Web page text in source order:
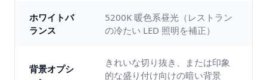
ホワイトバ
ランス
5200K 暖色系昼光（レストラン
の冷たい LED 照明を補正）
背景オプシ
きれいな切り抜き、または印象
的な盛り付け向けの暗い背景